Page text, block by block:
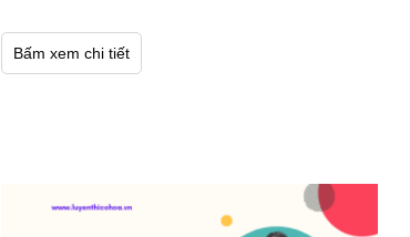
Bấm xem chi tiết